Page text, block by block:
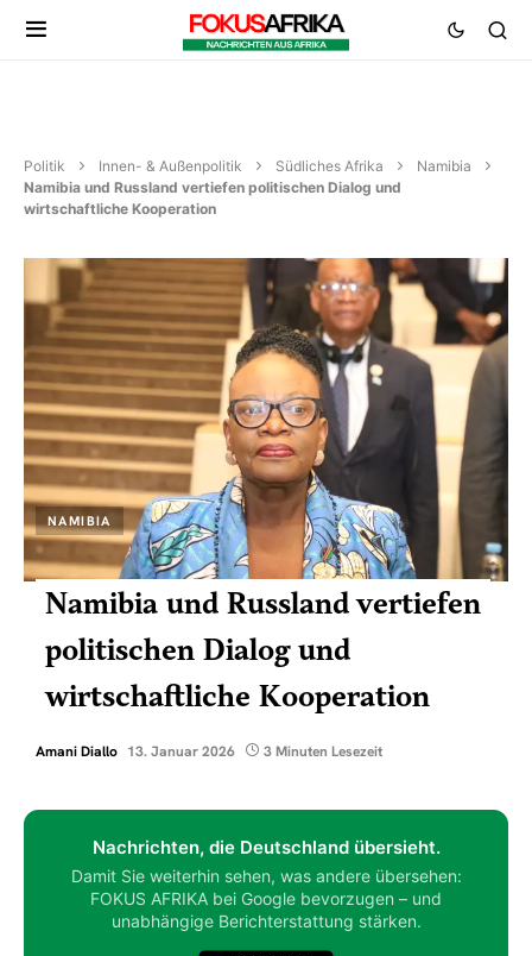
Politik Innen- & Außenpolitik Südliches Afrika
Namibia
Namibia und Russland vertiefen politischen Dialog und
wirtschaftliche Kooperation
NAMIBIA
Namibia und Russland vertiefen
politischen Dialog und
wirtschaftliche Kooperation
Amani Diallo 13. Januar 2026 3 Minuten Lesezeit
Nachrichten, die Deutschland übersieht.
Damit Sie weiterhin sehen, was andere übersehen:
FOKUS AFRIKA bei Google bevorzugen – und
unabhängige Berichterstattung stärken.